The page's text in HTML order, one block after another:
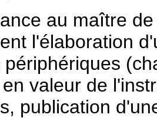
au maître
l'élaboration
valeur de
publication